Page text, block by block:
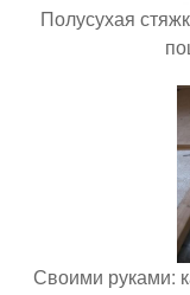
Полусухая
Своими руками: